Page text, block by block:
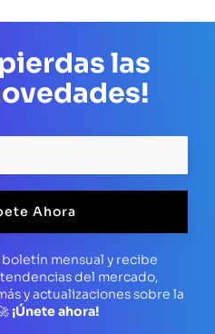
las
Ahora
mensual y recibe
del mercado,
y actualizaciones sobre la
¡Únete ahora!